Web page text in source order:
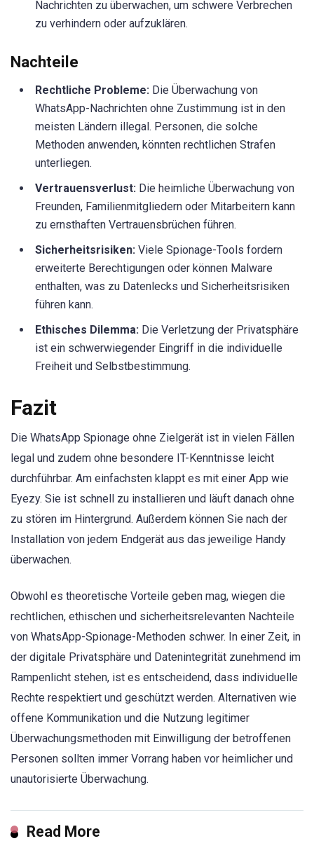
Nachrichten zu überwachen, um schwere Verbrechen
zu verhindern oder aufzuklären.
Nachteile
Rechtliche Probleme: Die Überwachung von
WhatsApp-Nachrichten ohne Zustimmung ist in den
meisten Ländern illegal. Personen, die solche
Methoden anwenden, könnten rechtlichen Strafen
unterliegen.
Vertrauensverlust: Die heimliche Überwachung von
Freunden, Familienmitgliedern oder Mitarbeitern kann
zu ernsthaften Vertrauensbrüchen führen.
Sicherheitsrisiken: Viele Spionage-Tools fordern
erweiterte Berechtigungen oder können Malware
enthalten, was zu Datenlecks und Sicherheitsrisiken
führen kann.
Ethisches Dilemma: Die Verletzung der Privatsphäre
ist ein schwerwiegender Eingriff in die individuelle
Freiheit und Selbstbestimmung.
Fazit
Die WhatsApp Spionage ohne Zielgerät ist in vielen Fällen
legal und zudem ohne besondere IT-Kenntnisse leicht
durchführbar. Am einfachsten klappt es mit einer App wie
Eyezy. Sie ist schnell zu installieren und läuft danach ohne
zu stören im Hintergrund. Außerdem können Sie nach der
Installation von jedem Endgerät aus das jeweilige Handy
überwachen.
Obwohl es theoretische Vorteile geben mag, wiegen die
rechtlichen, ethischen und sicherheitsrelevanten Nachteile
von WhatsApp-Spionage-Methoden schwer. In einer Zeit, in
der digitale Privatsphäre und Datenintegrität zunehmend im
Rampenlicht stehen, ist es entscheidend, dass individuelle
Rechte respektiert und geschützt werden. Alternativen wie
offene Kommunikation und die Nutzung legitimer
Überwachungsmethoden mit Einwilligung der betroffenen
Personen sollten immer Vorrang haben vor heimlicher und
unautorisierte Überwachung.
Read More